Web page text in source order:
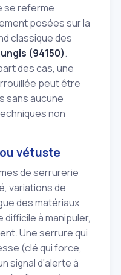
se referme
posées sur la
classique des
(94150).
des cas, une
peut être
sans aucune
non
vétuste
de serrurerie
variations de
des matériaux
à manipuler,
Une serrure qui
(clé qui force,
signal d'alerte à